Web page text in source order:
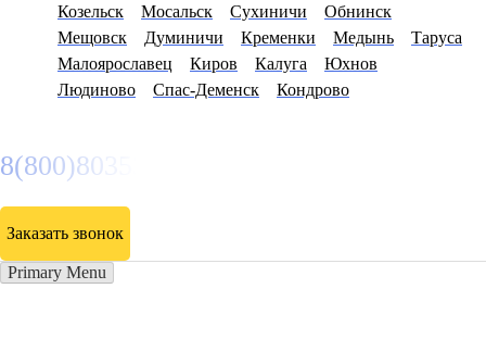
Козельск Мосальск Сухиничи
Обнинск
Мещовск
Думиничи Кременки Медынь
Таруса
Малоярославец
Киров Калуга
Юхнов
Людиново
Спас-Деменск Кондрово
8(800)8035334
Заказать звонок
Primary Menu